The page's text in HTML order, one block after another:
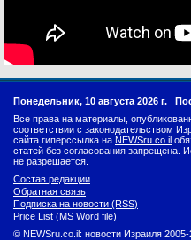
Понедельник, 10 августа 2026 г.
Все права на материалы,
соответствии с законодательством
сайта гиперссылка на NEWSru.co.il
статей без согласования запрещена.
не разрешается.
Состав редакции
Обратная связь
Подписка на новости (RSS)
Price List (MS Word file)
© NEWSru.co.il: новости Израиля 2005-